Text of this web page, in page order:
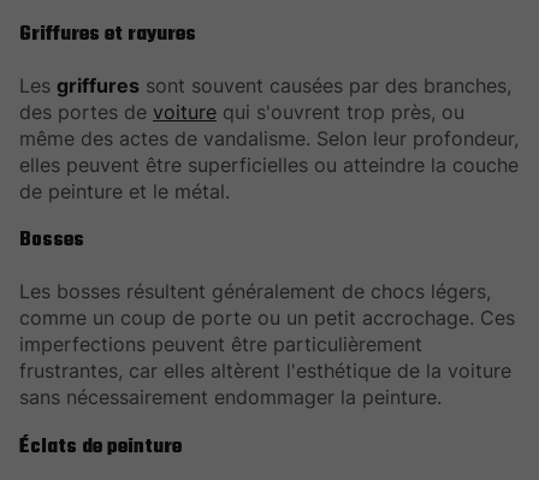
Griffures et rayures
Les griffures sont souvent causées par des branches,
des portes de voiture qui s'ouvrent trop près, ou
même des actes de vandalisme. Selon leur profondeur,
elles peuvent être superficielles ou atteindre la couche
de peinture et le métal.
Bosses
Les bosses résultent généralement de chocs légers,
comme un coup de porte ou un petit accrochage. Ces
imperfections peuvent être particulièrement
frustrantes, car elles altèrent l'esthétique de la voiture
sans nécessairement endommager la peinture.
Éclats de peinture